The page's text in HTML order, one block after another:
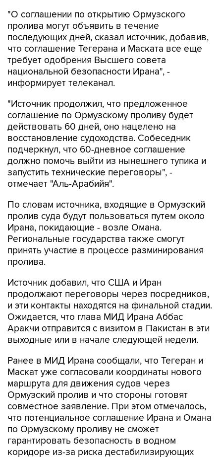
"О соглашении по открытию Ормузского
пролива могут объявить в течение
последующих дней, сказал источник, добавив,
что соглашение Тегерана и Маската все еще
требует одобрения Высшего совета
национальной безопасности Ирана", -
информирует телеканал.
"Источник продолжил, что предложенное
соглашение по Ормузскому проливу будет
действовать 60 дней, оно нацелено на
восстановление судоходства. Собеседник
подчеркнул, что 60-дневное соглашение
должно помочь выйти из нынешнего тупика и
запустить технические переговоры", -
отмечает "Аль-Арабийя".
По словам источника, входящие в Ормузский
пролив суда будут пользоваться путем около
Ирана, покидающие - возле Омана.
Региональные государства также смогут
принять участие в процессе разминирования
пролива.
Источник добавил, что США и Иран
продолжают переговоры через посредников,
и эти контакты находятся на финальной стадии.
Ожидается, что глава МИД Ирана Аббас
Аракчи отправится с визитом в Пакистан в эти
выходные или в начале следующей недели.
Ранее в МИД Ирана сообщали, что Тегеран и
Маскат уже согласовали координаты нового
маршрута для движения судов через
Ормузский пролив и что стороны готовят
совместное заявление. При этом отмечалось,
что потенциальное соглашение Ирана и Омана
по Ормузскому проливу не сможет
гарантировать безопасность в водном
коридоре из-за риска дестабилизирующих